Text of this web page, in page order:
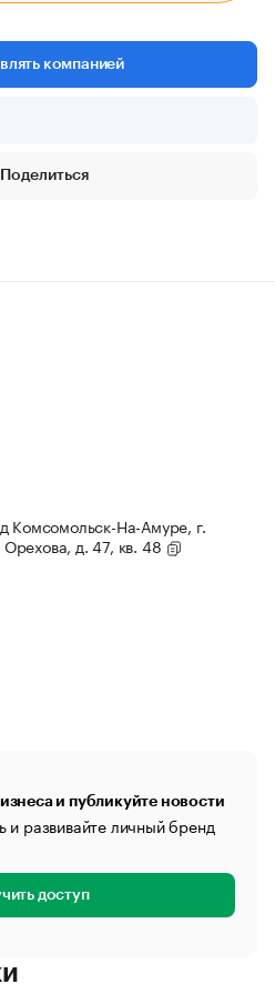
компанией
Поделиться
Комсомольск-На-Амуре, г.
д. 47, кв. 48
и публикуйте новости
и развивайте личный бренд
доступ